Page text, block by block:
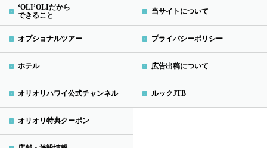
‘OLI’OLIだから
できること
オプショナルツアー
ホテル
オリオリハワイ公式チャンネル
オリオリ特典クーポン
当サイトについて
プライバシーポリシー
広告出稿について
ルックJTB